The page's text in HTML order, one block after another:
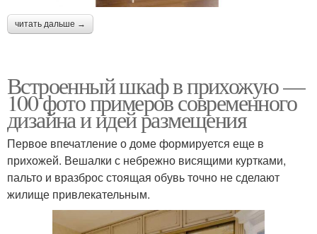
Мебель для
малогабаритной
Шкафы с зеркалом Современные шкафы
Современная прихожая Мебель в прихожую
читать дальше →
Встроенный шкаф в прихожую —
100 фото примеров современного
дизайна и идей размещения
Первое впечатление о доме формируется еще в
прихожей. Вешалки с небрежно висящими куртками,
пальто и вразброс стоящая обувь точно не сделают
жилище привлекательным.